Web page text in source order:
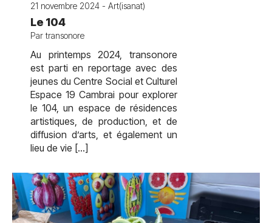
21 novembre 2024 - Art(isanat)
Le 104
Par transonore
Au printemps 2024, transonore
est parti en reportage avec des
jeunes du Centre Social et Culturel
Espace 19 Cambrai pour explorer
le 104, un espace de résidences
artistiques, de production, et de
diffusion d’arts, et également un
lieu de vie […]